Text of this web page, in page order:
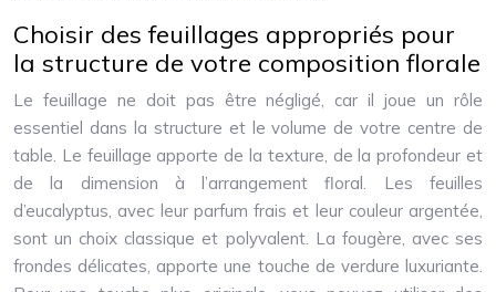
Choisir des feuillages appropriés pour
la structure de votre composition florale
Le feuillage ne doit pas être négligé, car il joue un rôle
essentiel dans la structure et le volume de votre centre de
table. Le feuillage apporte de la texture, de la profondeur et
de la dimension à l’arrangement floral. Les feuilles
d’eucalyptus, avec leur parfum frais et leur couleur argentée,
sont un choix classique et polyvalent. La fougère, avec ses
frondes délicates, apporte une touche de verdure luxuriante.